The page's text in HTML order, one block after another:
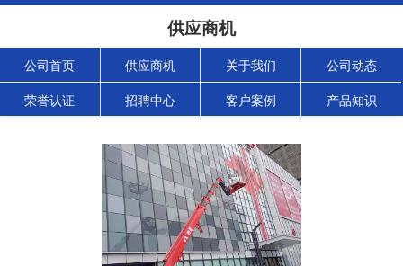
供应商机
公司首页 供应商机 关于我们 公司动态
荣誉认证 招聘中心 客户案例 产品知识